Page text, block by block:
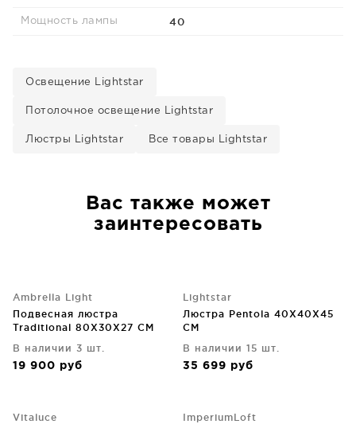
Мощность лампы 40
Освещение Lightstar
Потолочное освещение Lightstar
Люстры Lightstar Все товары Lightstar
Вас также может
заинтересовать
Ambrella Light
Подвесная люстра
Traditional 80X30X27 CM
В наличии 3 шт.
19 900 руб
Lightstar
Люстра Pentola 40X40X45
CM
В наличии 15 шт.
35 699 руб
Vitaluce
ImperiumLoft